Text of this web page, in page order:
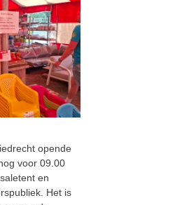
opende
voor 09.00
en
Het is